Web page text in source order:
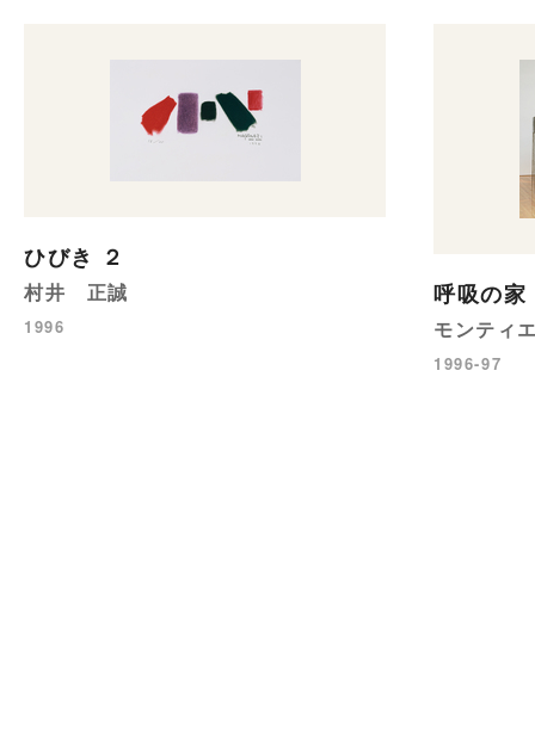
ひびき ２
村井 正誠
1996
呼吸の家
モンティ
1996-97